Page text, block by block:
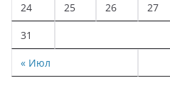
« Июл
24 25 26 27
31